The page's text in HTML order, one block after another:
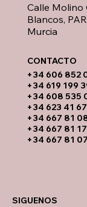
​+34 606 852
+34 619 199
​+34 608 535
+34 623 41
+34 667 81
+34 667 81
+34 667 81
Calle Molino
Blancos,
Murcia
CONTACTO​
SIGUENOS